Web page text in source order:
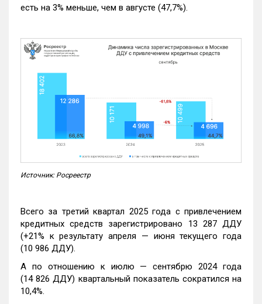
есть на 3% меньше, чем в августе (47,7%).
Источник: Росреестр
Всего за третий квартал 2025 года с привлечением
кредитных средств зарегистрировано 13 287 ДДУ
(+21% к результату апреля — июня текущего года
(10 986 ДДУ).
А по отношению к июлю — сентябрю 2024 года
(14 826 ДДУ) квартальный показатель сократился на
10,4%.